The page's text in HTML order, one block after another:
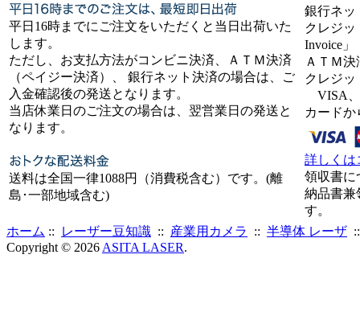
平日16時までにご注文をいただくと当日出荷いた
します。
ただし、お支払方法がコンビニ決済、ＡＴＭ決済
（ペイジー決済）、 銀行ネット決済の場合は、ご
入金確認後の発送となります。
当店休業日のご注文の場合は、翌営業日の発送と
なります。
送料は全国一律1088円（消費税含む）です。(離
島･一部地域含む)
銀行ネッ
クレジッ
Invoice」
ＡＴＭ
クレジッ
VISA、
カード
詳しくは
領収書に
納品書兼
す。
ホーム :: レーザー豆知識 :: 産業用カメラ :: 半導体 レーザ
Copyright © 2026 ASITA LASER.